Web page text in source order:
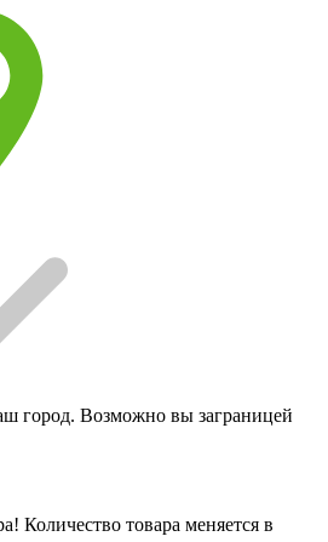
город. Возможно вы заграницей
Количество товара меняется в